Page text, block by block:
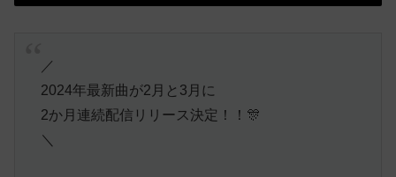
／
2024年最新曲が2月と3月に
2か月連続配信リリース決定！！🎊
＼